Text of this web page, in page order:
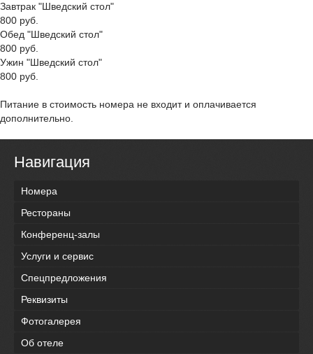
Завтрак "Шведский стол"
800 руб.
Обед "Шведский стол"
800 руб.
Ужин "Шведский стол"
800 руб.
Питание в стоимость номера не входит и оплачивается
дополнительно.
Навигация
Номера
Рестораны
Конференц-залы
Услуги и сервис
Спецпредложения
Реквизиты
Фотогалерея
Об отеле